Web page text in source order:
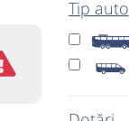
Tip auto